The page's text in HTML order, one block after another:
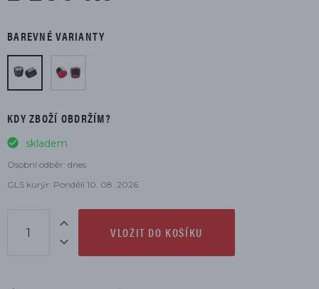
BAREVNÉ VARIANTY
KDY ZBOŽÍ OBDRŽÍM?
skladem
Osobní odběr: dnes
GLS kurýr: Pondělí 10. 08. 2026
VLOŽIT DO KOŠÍKU